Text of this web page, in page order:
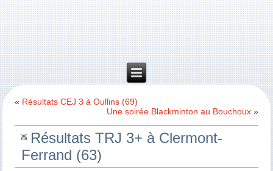
« Résultats CEJ 3 à Oullins (69)
Une soirée Blackminton au Bouchoux»
Résultats TRJ 3+ à Clermont-
Ferrand (63)